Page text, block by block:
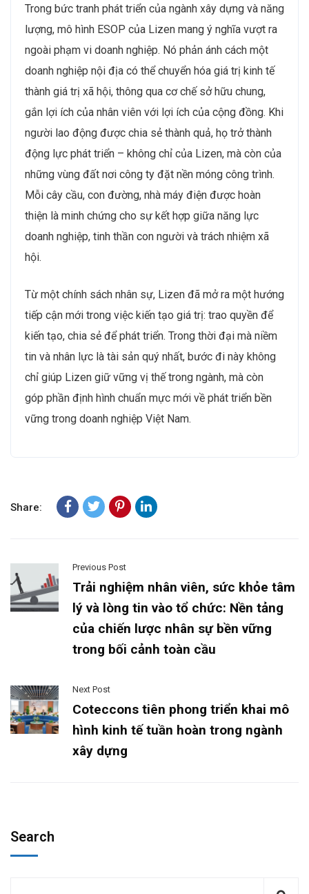
Trong bức tranh phát triển của ngành xây dựng và năng
lượng, mô hình ESOP của Lizen mang ý nghĩa vượt ra
ngoài phạm vi doanh nghiệp. Nó phản ánh cách một
doanh nghiệp nội địa có thể chuyển hóa giá trị kinh tế
thành giá trị xã hội, thông qua cơ chế sở hữu chung,
gắn lợi ích của nhân viên với lợi ích của cộng đồng. Khi
người lao động được chia sẻ thành quả, họ trở thành
động lực phát triển – không chỉ của Lizen, mà còn của
những vùng đất nơi công ty đặt nền móng công trình.
Mỗi cây cầu, con đường, nhà máy điện được hoàn
thiện là minh chứng cho sự kết hợp giữa năng lực
doanh nghiệp, tinh thần con người và trách nhiệm xã
hội.
Từ một chính sách nhân sự, Lizen đã mở ra một hướng
tiếp cận mới trong việc kiến tạo giá trị: trao quyền để
kiến tạo, chia sẻ để phát triển. Trong thời đại mà niềm
tin và nhân lực là tài sản quý nhất, bước đi này không
chỉ giúp Lizen giữ vững vị thế trong ngành, mà còn
góp phần định hình chuẩn mực mới về phát triển bền
vững trong doanh nghiệp Việt Nam.
Share:
Previous Post
Trải nghiệm nhân viên, sức khỏe tâm
lý và lòng tin vào tổ chức: Nền tảng
của chiến lược nhân sự bền vững
trong bối cảnh toàn cầu
Next Post
Coteccons tiên phong triển khai mô
hình kinh tế tuần hoàn trong ngành
xây dựng
Search